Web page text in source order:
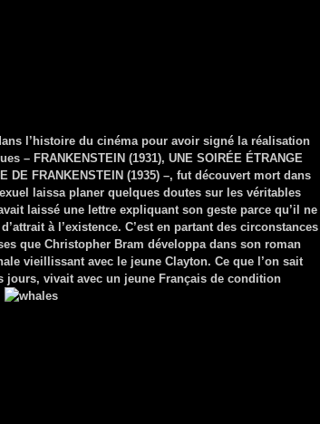
l’histoire du cinéma pour avoir signé la réalisation
– FRANKENSTEIN (1931), UNE SOIRÉE ÉTRANGE
DE FRANKENSTEIN (1935) –, fut découvert mort dans
laissa planer quelques doutes sur les véritables
laissé une lettre expliquant son geste parce qu’il ne
à l’existence. C’est en partant des circonstances
que Christopher Bram développa dans son roman
vieillissant avec le jeune Clayton. Ce que l’on sait
jours, vivait avec un jeune Français de condition